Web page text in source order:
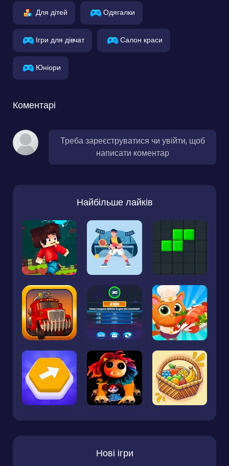
Для дітей Одягалки
Ігри для дівчат Салон краси
Юніори
Коментарі
Треба зареєструватися чи увійти, щоб
написати коментар
Найбільше лайків
Нові ігри